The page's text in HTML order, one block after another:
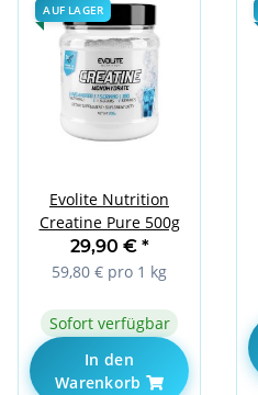
AUF LAGER
Evolite Nutrition
Creatine Pure 500g
29,90 € *
59,80 € pro 1 kg
Sofort verfügbar
In den
Warenkorb